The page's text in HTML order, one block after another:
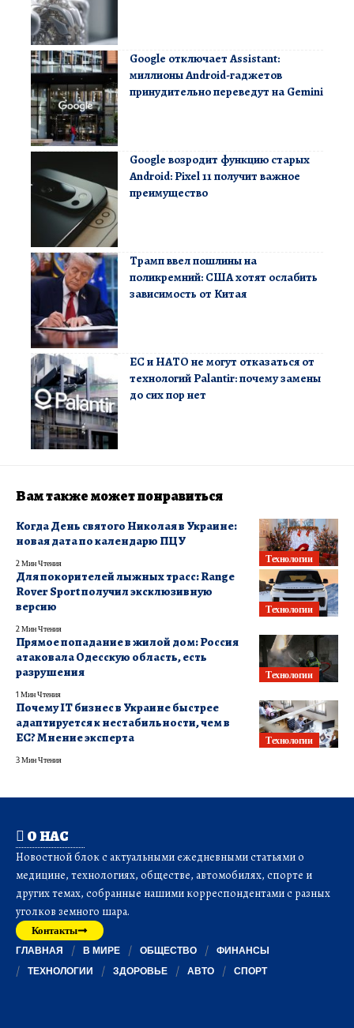
Google отключает Assistant:
миллионы Android-гаджетов
принудительно переведут на Gemini
Google возродит функцию старых
Android: Pixel 11 получит важное
преимущество
Трамп ввел пошлины на
поликремний: США хотят ослабить
зависимость от Китая
ЕС и НАТО не могут отказаться от
технологий Palantir: почему замены
до сих пор нет
Вам также может понравиться
Технологии
Когда День святого Николая в Украине:
новая дата по календарю ПЦУ
2 Мин Чтения
Технологии
Для покорителей лыжных трасс: Range
Rover Sport получил эксклюзивную
версию
2 Мин Чтения
Технологии
Прямое попадание в жилой дом: Россия
атаковала Одесскую область, есть
разрушения
1 Мин Чтения
Технологии
Почему ІТ бизнес в Украине быстрее
адаптируется к нестабильности, чем в
ЕС? Мнение эксперта
3 Мин Чтения
О НАС
Новостной блок с актуальными ежедневными статьями о
медицине, технологиях, обществе, автомобилях, спорте и
других темах, собранные нашими корреспондентами с разных
уголков земного шара.
Контакты
ГЛАВНАЯ В МИРЕ ОБЩЕСТВО
ФИНАНСЫ
ТЕХНОЛОГИИ
ЗДОРОВЬЕ АВТО СПОРТ